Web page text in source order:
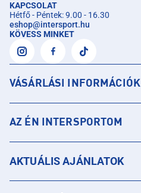
KAPCSOLAT
Hétfő - Péntek: 9.00 - 16.30
eshop@intersport.hu
KÖVESS MINKET
VÁSÁRLÁSI INFORMÁCIÓK
AZ ÉN INTERSPORTOM
AKTUÁLIS AJÁNLATOK